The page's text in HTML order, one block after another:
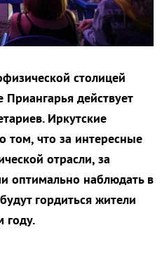
столицей
Приангарья действует
Иркутские
том, что за интересные
отрасли, за
оптимально наблюдать в
гордиться жители
году.